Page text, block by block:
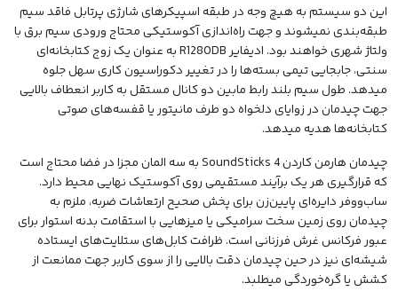
این دو سیستم به هیچ وجه در طبقه اسپیکرهای شارژی پرتابل فاقد سیم
طبقه‌بندی نمیشوند و جهت راه‌اندازی آکوستیکی محتاج ورودی سیم برق با
ولتاژ شهری خواهند بود. ادیفایر R1280DB به عنوان یک زوج کتابخانه‌ای
سنتی، جابجایی تیمی بسته‌ها را در تغییر دکوراسیون کاری سهل جلوه
میدهد. طول سیم بلند رابط مابین دو کانال مستقل به کاربر انعطاف بالایی
جهت چیدمان در زوایای دلخواه دو طرف مانیتور یا قفسه‌های صوتی
کتابخانه‌ها هدیه میدهد.
چیدمان هارمن کاردن SoundSticks 4 به سه المان مجزا در فضا محتاج است
که قرارگیری هر یک برآیند مستقیمی روی آکوستیک نهایی محیط دارد.
ساب‌ووفر دایره‌ای پایین‌زن برای پخش صحیح ارتعاشات ضربه، ملزم به
چیدمان روی زمین سخت سرامیکی یا میزهایی با استقامت بدنه استوار برای
عبور فرکانس غرش فرزنانی است. ظرافت کابل‌های ستلایت‌های ایستاده
شیشه‌ای نیز در حین چیدمان دقت بالایی را از سوی کاربر جهت ممانعت از
کشش یا گره‌خوردگی میطلبد.